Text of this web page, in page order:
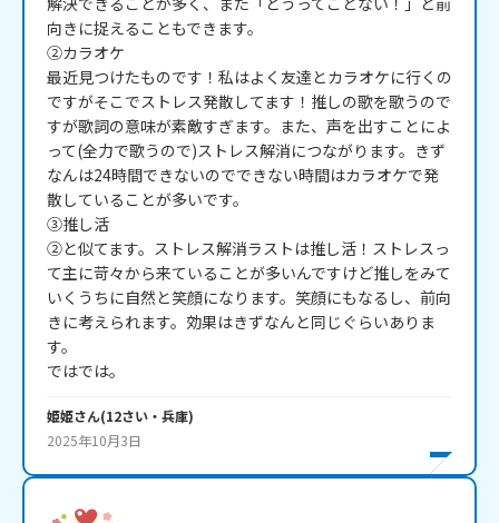
向きに捉えることもできます。
②カラオケ
最近見つけたものです！私はよく友達とカラオケに行くの
ですがそこでストレス発散してます！推しの歌を歌うので
すが歌詞の意味が素敵すぎます。また、声を出すことによ
って(全力で歌うので)ストレス解消につながります。きず
なんは24時間できないのでできない時間はカラオケで発
散していることが多いです。
③推し活
②と似てます。ストレス解消ラストは推し活！ストレスっ
て主に苛々から来ていることが多いんですけど推しをみて
いくうちに自然と笑顔になります。笑顔にもなるし、前向
きに考えられます。効果はきずなんと同じぐらいありま
す。
姫姫さん(12さい・ 兵庫)
2025年10月3日